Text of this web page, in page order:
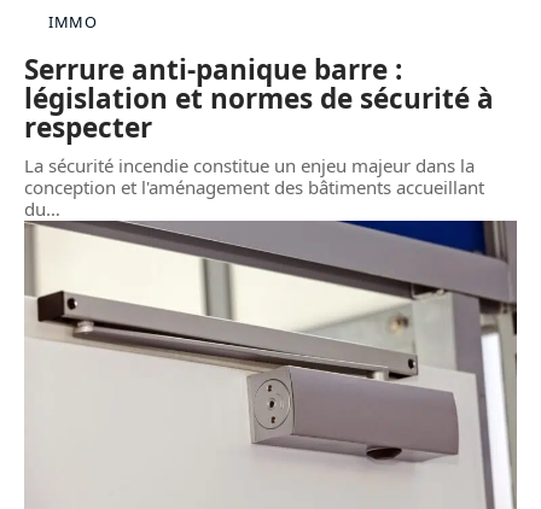
IMMO
Serrure anti-panique barre :
législation et normes de sécurité à
respecter
La sécurité incendie constitue un enjeu majeur dans la
conception et l'aménagement des bâtiments accueillant
du…